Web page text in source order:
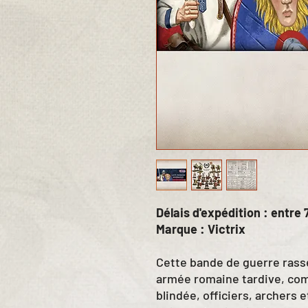
Délais d'expédition : entre
Marque : Victrix
Cette bande de guerre
armée romaine tardive,
blindée, officiers, archers